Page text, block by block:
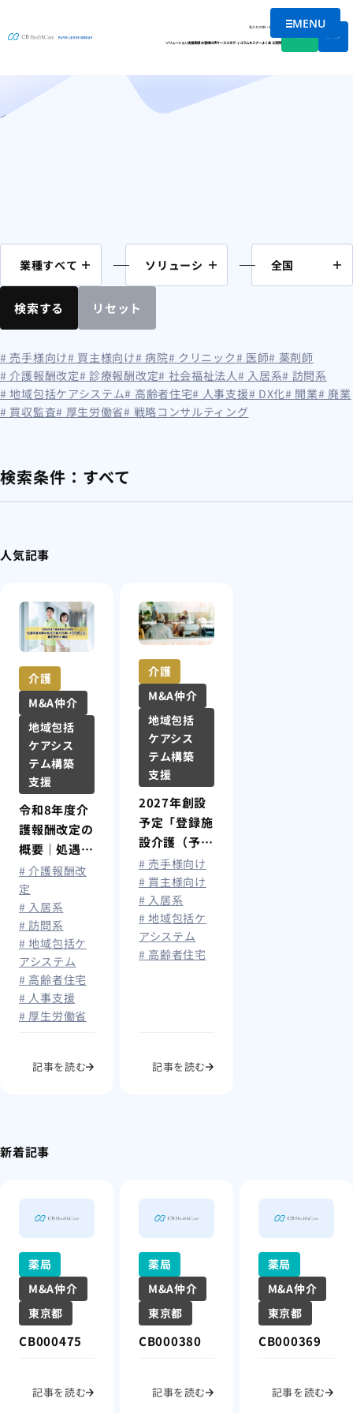
メニュー
MENU
私たちの想い会社情報
ソリューション支援実績お客様の声ケーススタディコラムセミナーよくある質問
コラム
ホーム
検索する リセット
# 売手様向け# 買主様向け# 病院# クリニック# 医師# 薬剤師
# 介護報酬改定# 診療報酬改定# 社会福祉法人# 入居系# 訪問系
# 地域包括ケアシステム# 高齢者住宅# 人事支援# DX化# 開業# 廃業
# 買収監査# 厚生労働省# 戦略コンサルティング
検索条件： すべて
人気記事
介護
M&A仲介
地域包括
ケアシス
テム構築
支援
令和8年度介
護報酬改定の
概要｜処遇改
善加算拡充で
最大月額1.9
万円賃上げ、
算定要件を解
説
# 介護報酬改
定
# 入居系
# 訪問系
# 地域包括ケ
アシステム
# 高齢者住宅
# 人事支援
# 厚生労働省
記事を読む
介護
M&A仲介
地域包括
ケアシス
テム構築
支援
2027年創設
予定「登録施
設介護（予
防）支援」と
は？住宅型有
料老人ホーム
の今後と影響
も解説
# 売手様向け
# 買主様向け
# 入居系
# 地域包括ケ
アシステム
# 高齢者住宅
記事を読む
新着記事
薬局
M&A仲介
東京都
CB000475
記事を読む
薬局
M&A仲介
東京都
CB000380
記事を読む
薬局
M&A仲介
東京都
CB000369
記事を読む